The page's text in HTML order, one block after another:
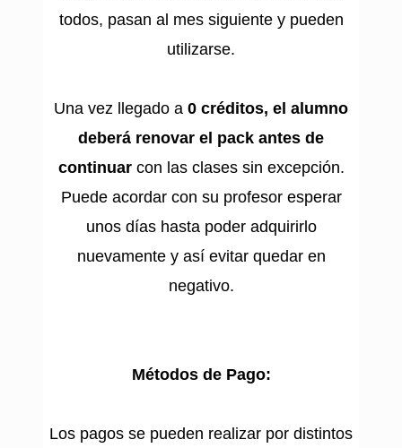
todos, pasan al mes siguiente y pueden
utilizarse.
Una vez llegado a 0 créditos, el alumno
deberá renovar el pack antes de
continuarcon las clases sin excepción.
Puede acordar con su profesor esperar
unos días hasta poder adquirirlo
nuevamente y así evitar quedar en
negativo.
Métodos de Pago:
Los pagos se pueden realizar por distintos